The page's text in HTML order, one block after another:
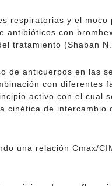
respiratorias y el
con
tratamiento (Shaban N.
de anticuerpos en las
con diferentes
activo con el cual
de intercambio
una relación Cmax/